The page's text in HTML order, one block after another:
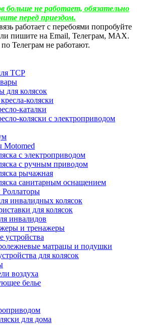
больше не работает, обязательно
перед приездом.
работает с перебоями попробуйте
пишите на Email, Телеграм, МАХ.
Телеграм не работают.
ТСР
для колясок
коляски
каталки
коляски с электроприводом
Motomed
с электроприводом
с ручным приводом
рычажная
санитарным оснащением
инвалидных колясок
для колясок
инвалидов
и тренажеры
устройства
матрацы и подушки
для колясок
воздуха
белье
для дома